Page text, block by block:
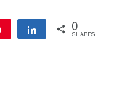
Share 0
SHARES